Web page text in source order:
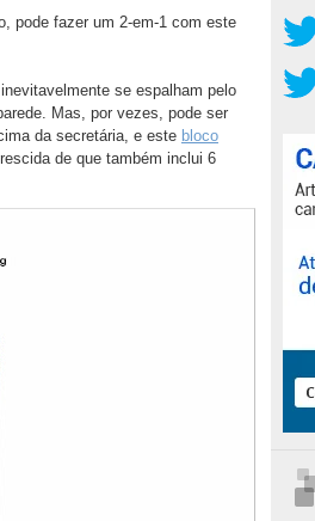
pode fazer um 2-em-1 com este
se espalham pelo
Mas, por vezes, pode ser
da secretária, e este bloco
de que também inclui 6